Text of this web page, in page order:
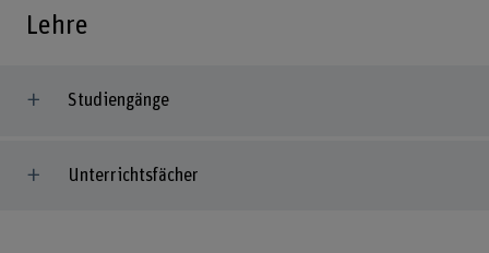
Lehre
Studiengänge
Unterrichtsfächer